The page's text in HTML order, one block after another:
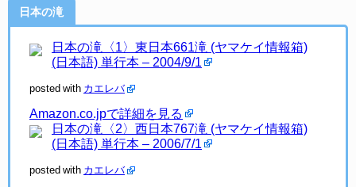
日本の滝
日本の滝〈1〉東日本661滝 (ヤマケイ情報箱)
(日本語) 単行本 – 2004/9/1
posted with カエレバ
Amazon.co.jpで詳細を見る
日本の滝〈2〉西日本767滝 (ヤマケイ情報箱)
(日本語) 単行本 – 2006/7/1
posted with カエレバ